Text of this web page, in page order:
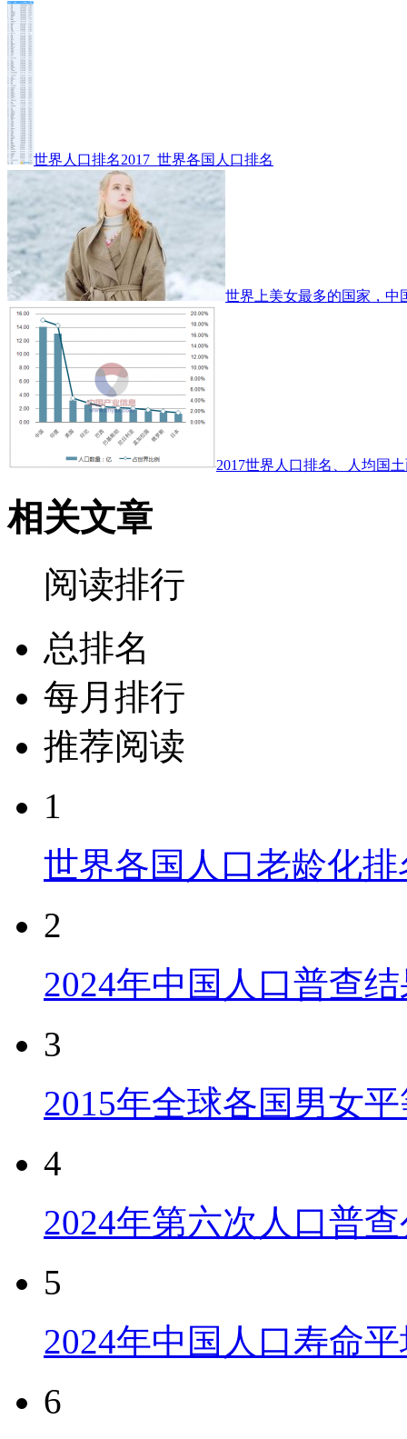
世界人口排名2017_世界各国人口排名
世界上美女最多的国家，中
2017世界人口排名、人均国
相关文章
阅读排行
总排名
每月排行
推荐阅读
1
世界各国人口老龄化
2
2024年中国人口普查
3
2015年全球各国男女
4
2024年第六次人口普
5
2024年中国人口寿命
6